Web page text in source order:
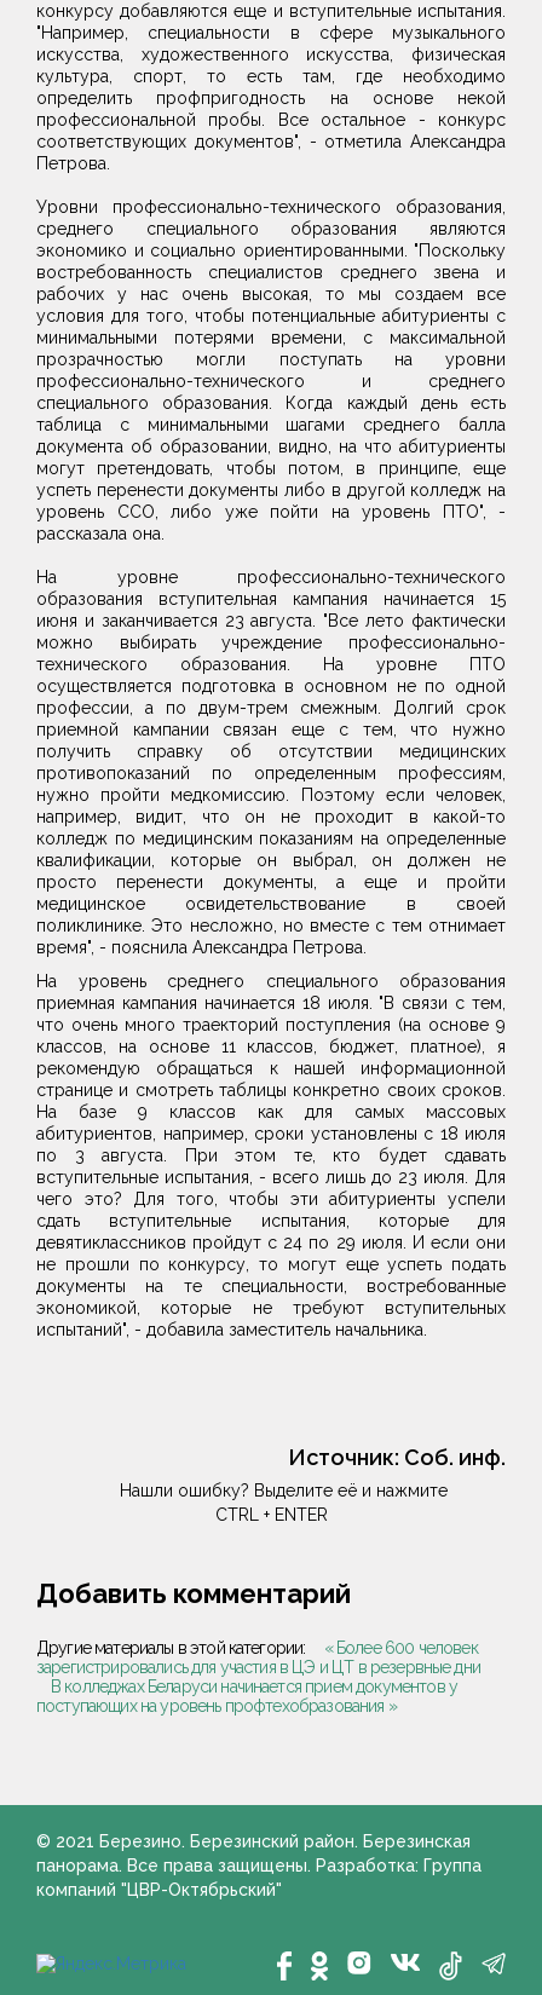
конкурсу добавляются еще и вступительные испытания.
"Например, специальности в сфере музыкального
искусства, художественного искусства, физическая
культура, спорт, то есть там, где необходимо
определить профпригодность на основе некой
профессиональной пробы. Все остальное - конкурс
соответствующих документов", - отметила Александра
Петрова.
Уровни профессионально-технического образования,
среднего специального образования являются
экономико и социально ориентированными. "Поскольку
востребованность специалистов среднего звена и
рабочих у нас очень высокая, то мы создаем все
условия для того, чтобы потенциальные абитуриенты с
минимальными потерями времени, с максимальной
прозрачностью могли поступать на уровни
профессионально-технического и среднего
специального образования. Когда каждый день есть
таблица с минимальными шагами среднего балла
документа об образовании, видно, на что абитуриенты
могут претендовать, чтобы потом, в принципе, еще
успеть перенести документы либо в другой колледж на
уровень ССО, либо уже пойти на уровень ПТО", -
рассказала она.
На уровне профессионально-технического
образования вступительная кампания начинается 15
июня и заканчивается 23 августа. "Все лето фактически
можно выбирать учреждение профессионально-
технического образования. На уровне ПТО
осуществляется подготовка в основном не по одной
профессии, а по двум-трем смежным. Долгий срок
приемной кампании связан еще с тем, что нужно
получить справку об отсутствии медицинских
противопоказаний по определенным профессиям,
нужно пройти медкомиссию. Поэтому если человек,
например, видит, что он не проходит в какой-то
колледж по медицинским показаниям на определенные
квалификации, которые он выбрал, он должен не
просто перенести документы, а еще и пройти
медицинское освидетельствование в своей
поликлинике. Это несложно, но вместе с тем отнимает
время", - пояснила Александра Петрова.
На уровень среднего специального образования
приемная кампания начинается 18 июля. "В связи с тем,
что очень много траекторий поступления (на основе 9
классов, на основе 11 классов, бюджет, платное), я
рекомендую обращаться к нашей информационной
странице и смотреть таблицы конкретно своих сроков.
На базе 9 классов как для самых массовых
абитуриентов, например, сроки установлены с 18 июля
по 3 августа. При этом те, кто будет сдавать
вступительные испытания, - всего лишь до 23 июля. Для
чего это? Для того, чтобы эти абитуриенты успели
сдать вступительные испытания, которые для
девятиклассников пройдут с 24 по 29 июля. И если они
не прошли по конкурсу, то могут еще успеть подать
документы на те специальности, востребованные
экономикой, которые не требуют вступительных
испытаний", - добавила заместитель начальника.
Источник: Соб. инф.
Нашли ошибку? Выделите её и нажмите
CTRL + ENTER
Добавить комментарий
Другие материалы в этой категории:
« Более 600 человек
зарегистрировались для участия в ЦЭ и ЦТ в резервные дни
В колледжах Беларуси начинается прием документов у
поступающих на уровень профтехобразования »
© 2021 Березино. Березинский район. Березинская
панорама. Все права защищены. Разработка: Группа
компаний "ЦВР-Октябрьский"